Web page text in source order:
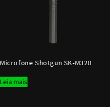
Microfone Shotgun SK-M320
Leia mais